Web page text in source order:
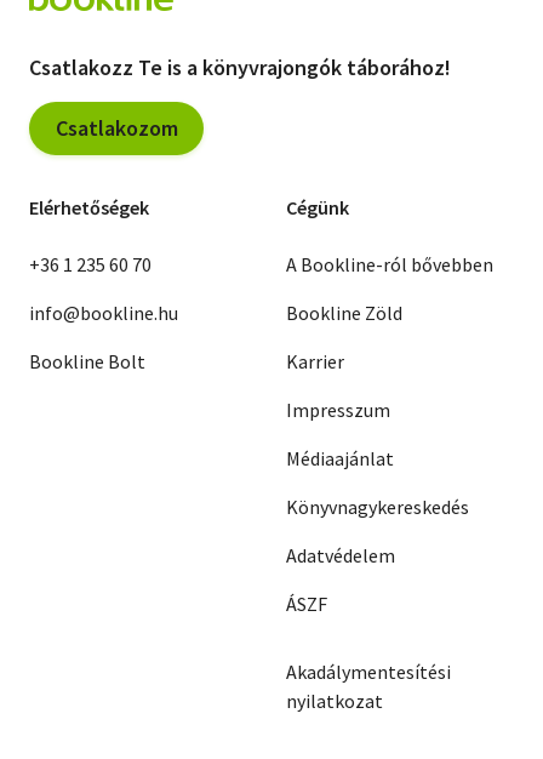
Csatlakozz Te is a könyvrajongók táborához!
Csatlakozom
Elérhetőségek
+36 1 235 60 70
info@bookline.hu
Bookline Bolt
Cégünk
A Bookline-ról bővebben
Bookline Zöld
Karrier
Impresszum
Médiaajánlat
Könyvnagykereskedés
Adatvédelem
ÁSZF
Akadálymentesítési
nyilatkozat